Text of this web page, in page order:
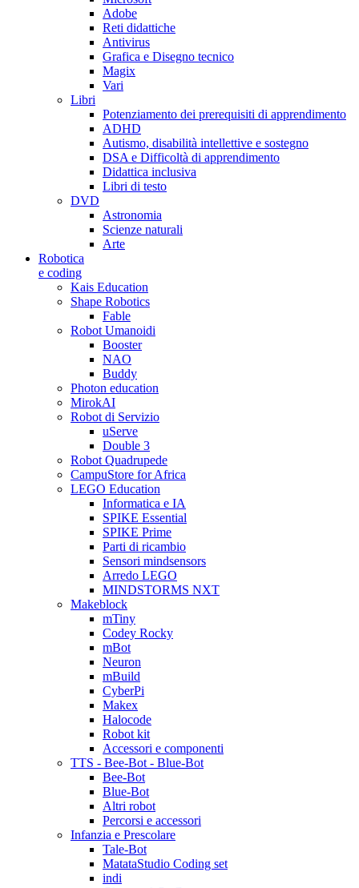
Adobe
Reti didattiche
Antivirus
Grafica e Disegno tecnico
Magix
Vari
Libri
Potenziamento dei prerequisiti di apprendimento
ADHD
Autismo, disabilità intellettive e sostegno
DSA e Difficoltà di apprendimento
Didattica inclusiva
Libri di testo
DVD
Astronomia
Scienze naturali
Arte
Robotica
e coding
Kais Education
Shape Robotics
Fable
Robot Umanoidi
Booster
NAO
Buddy
Photon education
MirokAI
Robot di Servizio
uServe
Double 3
Robot Quadrupede
CampuStore for Africa
LEGO Education
Informatica e IA
SPIKE Essential
SPIKE Prime
Parti di ricambio
Sensori mindsensors
Arredo LEGO
MINDSTORMS NXT
Makeblock
mTiny
Codey Rocky
mBot
Neuron
mBuild
CyberPi
Makex
Halocode
Robot kit
Accessori e componenti
TTS - Bee-Bot - Blue-Bot
Bee-Bot
Blue-Bot
Altri robot
Percorsi e accessori
Infanzia e Prescolare
Tale-Bot
MatataStudio Coding set
indi